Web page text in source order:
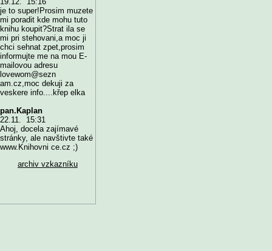
je to super!Prosim muzete
mi poradit kde mohu tuto
knihu koupit?Strat ila se
mi pri stehovani,a moc ji
chci sehnat zpet,prosim
informujte me na mou E-
mailovou adresu
lovewom@sezn
am.cz,moc dekuji za
veskere info....křep elka
pan.Kaplan
22.11. 15:31
Ahoj, docela zajímavé
stránky, ale navštivte také
www.Knihovni ce.cz ;)
archiv vzkazníku